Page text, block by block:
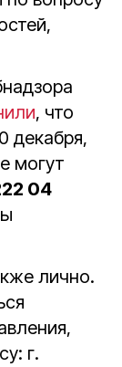
, что
декабря,
могут
04
лично.
г.